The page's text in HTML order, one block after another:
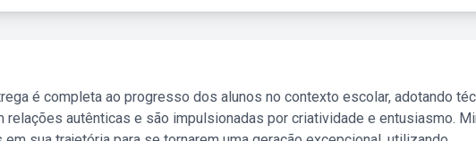
é completa ao progresso dos alunos no contexto escolar, adotando
relações autênticas e são impulsionadas por criatividade e entusiasmo.